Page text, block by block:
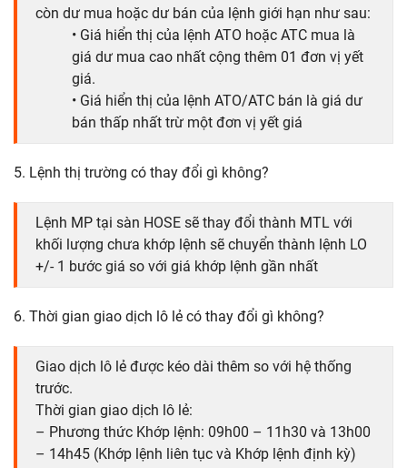
còn dư mua hoặc dư bán của lệnh giới hạn như sau:
• Giá hiển thị của lệnh ATO hoặc ATC mua là
giá dư mua cao nhất cộng thêm 01 đơn vị yết
giá.
• Giá hiển thị của lệnh ATO/ATC bán là giá dư
bán thấp nhất trừ một đơn vị yết giá
5. Lệnh thị trường có thay đổi gì không?
Lệnh MP tại sàn HOSE sẽ thay đổi thành MTL với
khối lượng chưa khớp lệnh sẽ chuyển thành lệnh LO
+/- 1 bước giá so với giá khớp lệnh gần nhất
6. Thời gian giao dịch lô lẻ có thay đổi gì không?
Giao dịch lô lẻ được kéo dài thêm so với hệ thống
trước.
Thời gian giao dịch lô lẻ:
– Phương thức Khớp lệnh: 09h00 – 11h30 và 13h00
– 14h45 (Khớp lệnh liên tục và Khớp lệnh định kỳ)